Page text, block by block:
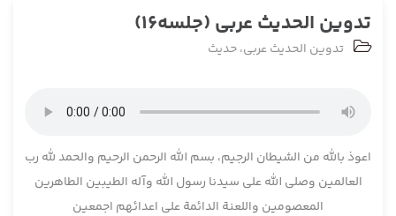
تدوین الحدیث عربی (جلسه16)
تدوین الحدیث عربی،حدیث
اعوذ بالله من الشیطان الرجیم، بسم الله الرحمن الرحیم والحمد لله رب
العالمین وصلی الله علی سیدنا رسول الله وآله الطیبین الطاهرین
المعصومین واللعنة الدائمة علی اعدائهم اجمعین